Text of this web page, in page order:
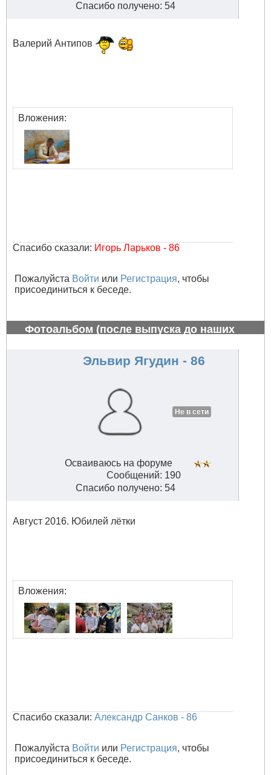
Спасибо получено: 54
Валерий Антипов
Вложения:
Спасибо сказали: Игорь Ларьков - 86
Пожалуйста Войти или Регистрация, чтобы
присоединиться к беседе.
Фотоальбом (после выпуска до наших
Эльвир Ягудин - 86
Не в сети
Осваиваюсь на форуме
Сообщений: 190
Спасибо получено: 54
Август 2016. Юбилей лётки
Вложения:
Спасибо сказали: Александр Санков - 86
Пожалуйста Войти или Регистрация, чтобы
присоединиться к беседе.